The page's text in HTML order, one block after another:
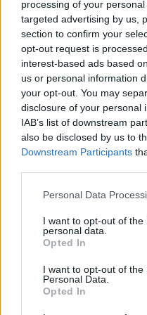
processing of your
targeted advertising by us,
section to confirm your
opt-out request is
interest-based ads based
us or personal information
your opt-out. You may
disclosure of your personal
IAB’s list of downstream
also be disclosed by us to
Downstream Participants
Personal Data
I want to opt-out of the
personal data.
Opted In
I want to opt-out of the
Personal Data.
Opted In